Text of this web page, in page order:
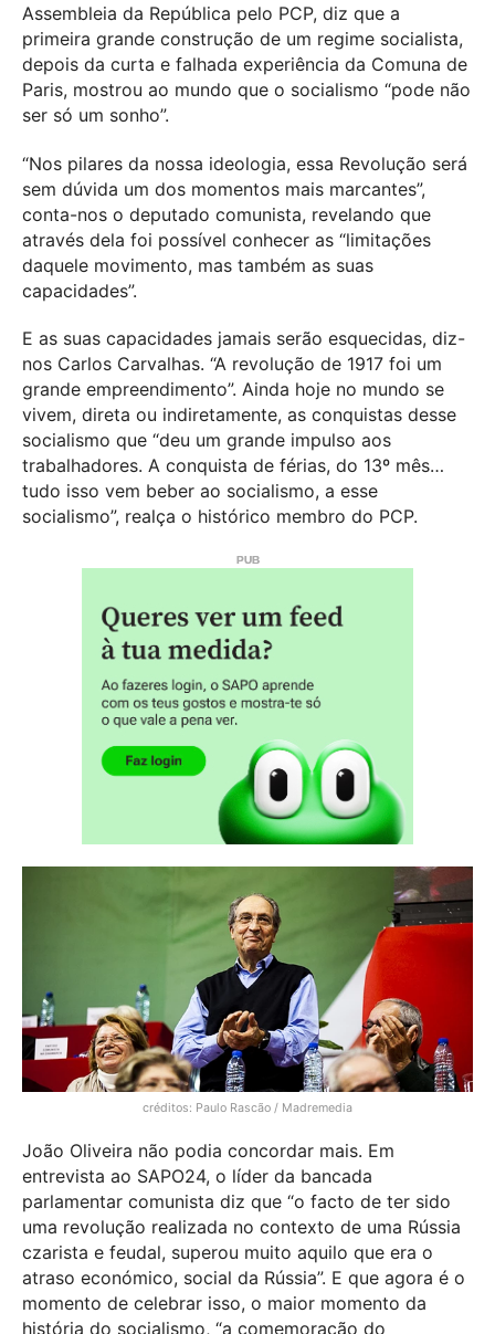
Assembleia da República pelo PCP, diz que a
primeira grande construção de um regime socialista,
depois da curta e falhada experiência da Comuna de
Paris, mostrou ao mundo que o socialismo “pode não
ser só um sonho”.
“Nos pilares da nossa ideologia, essa Revolução será
sem dúvida um dos momentos mais marcantes”,
conta-nos o deputado comunista, revelando que
através dela foi possível conhecer as “limitações
daquele movimento, mas também as suas
capacidades”.
E as suas capacidades jamais serão esquecidas, diz-
nos Carlos Carvalhas. “A revolução de 1917 foi um
grande empreendimento”. Ainda hoje no mundo se
vivem, direta ou indiretamente, as conquistas desse
socialismo que “deu um grande impulso aos
trabalhadores. A conquista de férias, do 13º mês…
tudo isso vem beber ao socialismo, a esse
socialismo”, realça o histórico membro do PCP.
créditos: Paulo Rascão / Madremedia
João Oliveira não podia concordar mais. Em
entrevista ao SAPO24, o líder da bancada
parlamentar comunista diz que “o facto de ter sido
uma revolução realizada no contexto de uma Rússia
czarista e feudal, superou muito aquilo que era o
atraso económico, social da Rússia”. E que agora é o
momento de celebrar isso, o maior momento da
história do socialismo, “a comemoração do